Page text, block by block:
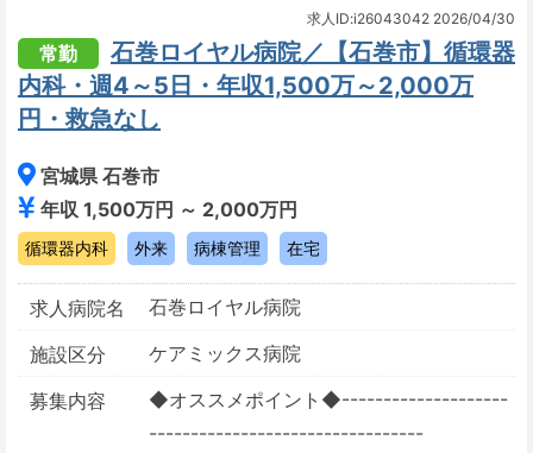
求人ID:i26043042 2026/04/30
常勤
石巻ロイヤル病院／【石巻市】循環器
内科・週4～5日・年収1,500万～2,000万
円・救急なし
宮城県 石巻市
年収 1,500万円 ～ 2,000万円
循環器内科 外来 病棟管理 在宅
求人病院名
石巻ロイヤル病院
施設区分
ケアミックス病院
募集内容
◆オススメポイント◆--------------------
---------------------------------